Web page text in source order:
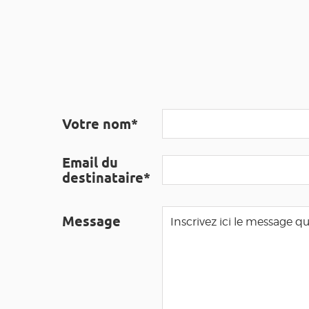
Votre nom*
Email du
destinataire*
Message